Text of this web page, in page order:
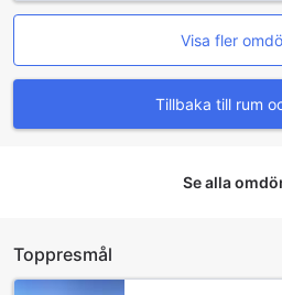
hotellet. Dessutom finns det en på
parkeringsmöjlighet för gäster
Om du behöver en taxi kan
hjälpa dig med att ordna en taxi
lokala transportalternativ. Med
kan du också enkelt boka
På KTK Pattaya Hotel &
av en bekväm och avkopplande
Visa fler
Tillbaka till rum
Se alla
Toppresmål